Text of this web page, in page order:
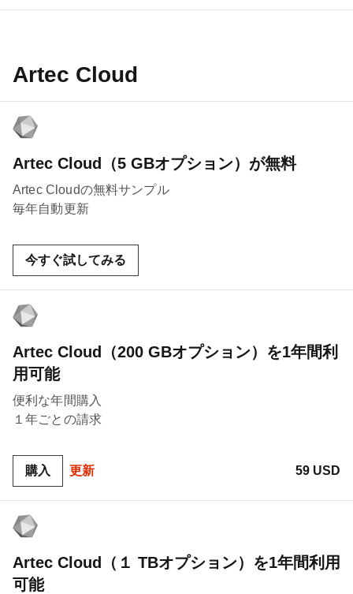
Artec Cloud
Artec Cloud（5 GBオプション）が無料
Artec Cloudの無料サンプル
毎年自動更新
今すぐ試してみる
Artec Cloud（200 GBオプション）を1年間利
用可能
便利な年間購入
１年ごとの請求
購入 更新 59 USD
Artec Cloud（１ TBオプション）を1年間利用
可能